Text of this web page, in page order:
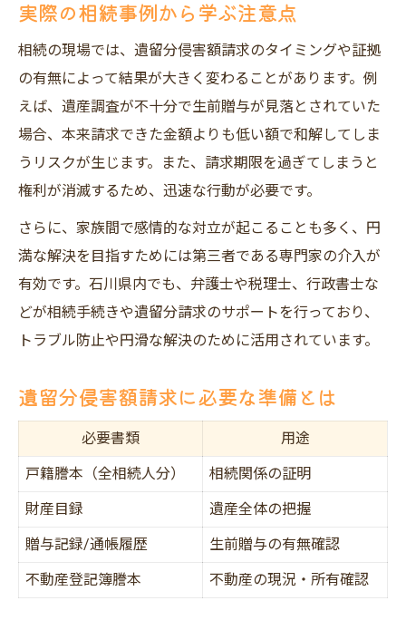
実際の相続事例から学ぶ注意点
相続の現場では、遺留分侵害額請求のタイミングや証拠
の有無によって結果が大きく変わることがあります。例
えば、遺産調査が不十分で生前贈与が見落とされていた
場合、本来請求できた金額よりも低い額で和解してしま
うリスクが生じます。また、請求期限を過ぎてしまうと
権利が消滅するため、迅速な行動が必要です。
さらに、家族間で感情的な対立が起こることも多く、円
満な解決を目指すためには第三者である専門家の介入が
有効です。石川県内でも、弁護士や税理士、行政書士な
どが相続手続きや遺留分請求のサポートを行っており、
トラブル防止や円滑な解決のために活用されています。
遺留分侵害額請求に必要な準備とは
必要書類 用途
戸籍謄本（全相続人分） 相続関係の証明
財産目録 遺産全体の把握
贈与記録/通帳履歴 生前贈与の有無確認
不動産登記簿謄本 不動産の現況・所有確認